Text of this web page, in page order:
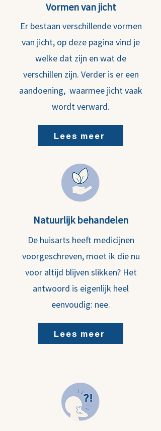
Vormen van jicht
Er bestaan verschillende vormen
van jicht, op deze pagina vind je
welke dat zijn en wat de
verschillen zijn. Verder is er een
aandoening, waarmee jicht vaak
wordt verward.
Lees meer
Natuurlijk behandelen
De huisarts heeft medicijnen
voorgeschreven, moet ik die nu
voor altijd blijven slikken? Het
antwoord is eigenlijk heel
eenvoudig: nee.
Lees meer